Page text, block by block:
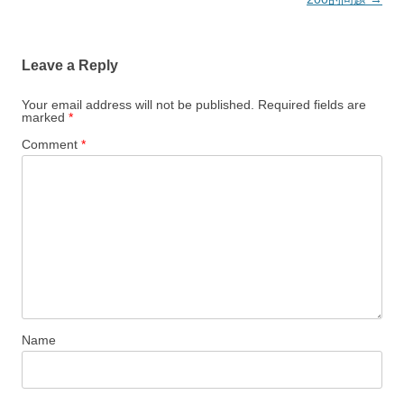
Leave a Reply
Your email address will not be published.
Required fields are
marked *
Comment *
Name